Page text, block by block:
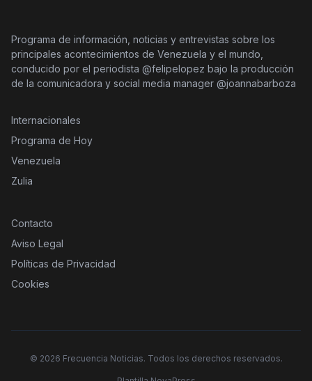
Programa de información, noticias y entrevistas sobre los
principales acontecimientos de Venezuela y el mundo,
conducido por el periodista @felipelopez bajo la producción
de la comunicadora y social media manager @joannabarboza
Internacionales
Programa de Hoy
Venezuela
Zulia
Contacto
Aviso Legal
Políticas de Privacidad
Cookies
© 2026 Frecuencia Noticias. Todos los derechos reservados.